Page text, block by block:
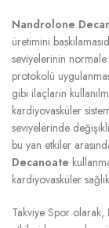
Nandrolone
üretimini
seviyelerinin
protokolü
gibi ilaçların
kardiyovasküler
seviyelerinde
bu yan etkiler
Decanoate
kardiyovasküler
Takviye Spor olarak,